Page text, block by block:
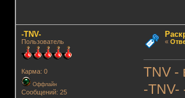
-TNV-
Пользователь
Карма: 0
Оффлайн
Сообщений: 25
«
TNV -
-TNV-